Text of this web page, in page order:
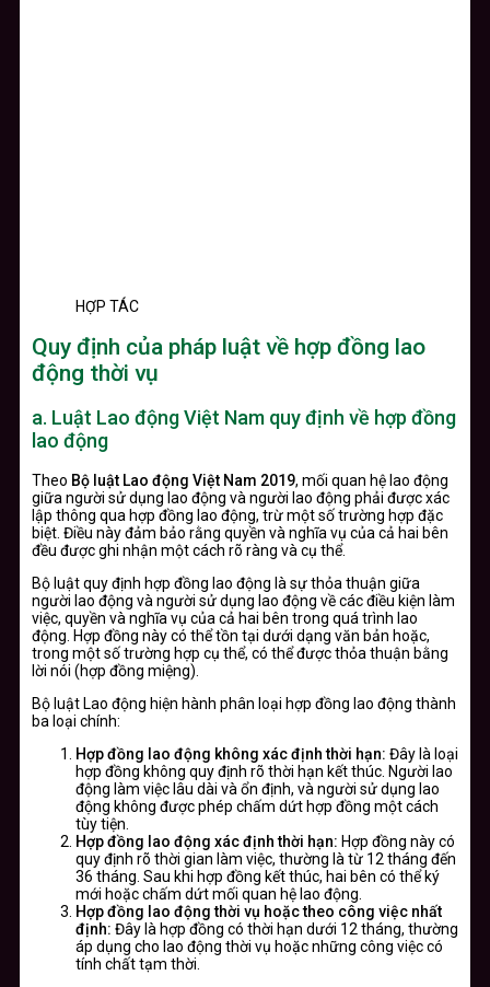
HỢP TÁC
Quy định của pháp luật về hợp đồng lao
động thời vụ
a. Luật Lao động Việt Nam quy định về hợp đồng
lao động
Theo Bộ luật Lao động Việt Nam 2019, mối quan hệ lao động
giữa người sử dụng lao động và người lao động phải được xác
lập thông qua hợp đồng lao động, trừ một số trường hợp đặc
biệt. Điều này đảm bảo rằng quyền và nghĩa vụ của cả hai bên
đều được ghi nhận một cách rõ ràng và cụ thể.
Bộ luật quy định hợp đồng lao động là sự thỏa thuận giữa
người lao động và người sử dụng lao động về các điều kiện làm
việc, quyền và nghĩa vụ của cả hai bên trong quá trình lao
động. Hợp đồng này có thể tồn tại dưới dạng văn bản hoặc,
trong một số trường hợp cụ thể, có thể được thỏa thuận bằng
lời nói (hợp đồng miệng).
Bộ luật Lao động hiện hành phân loại hợp đồng lao động thành
ba loại chính:
Hợp đồng lao động không xác định thời hạn: Đây là loại
hợp đồng không quy định rõ thời hạn kết thúc. Người lao
động làm việc lâu dài và ổn định, và người sử dụng lao
động không được phép chấm dứt hợp đồng một cách
tùy tiện.
Hợp đồng lao động xác định thời hạn: Hợp đồng này có
quy định rõ thời gian làm việc, thường là từ 12 tháng đến
36 tháng. Sau khi hợp đồng kết thúc, hai bên có thể ký
mới hoặc chấm dứt mối quan hệ lao động.
Hợp đồng lao động thời vụ hoặc theo công việc nhất
định: Đây là hợp đồng có thời hạn dưới 12 tháng, thường
áp dụng cho lao động thời vụ hoặc những công việc có
tính chất tạm thời.